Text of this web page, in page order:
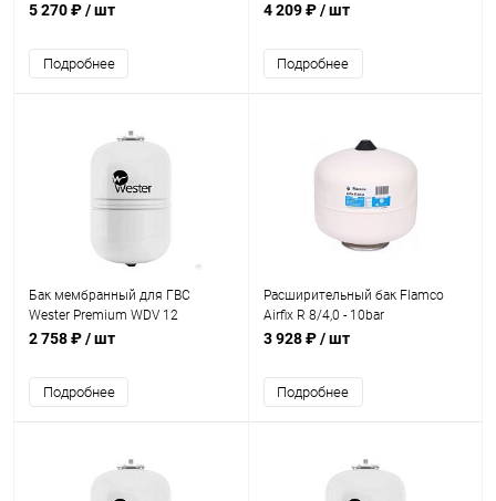
5 270 ₽/ шт
Подробнее
4 209 ₽/ шт
Подробнее
Бак мембранный для ГВС
Wester Premium WDV 12
2 758 ₽/ шт
Подробнее
Расширительный бак Flamco
Airfix R 8/4,0 - 10bar
3 928 ₽/ шт
Подробнее